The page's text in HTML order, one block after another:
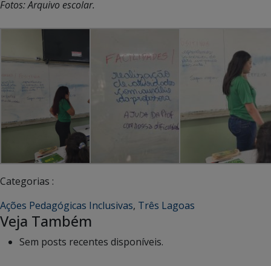
Fotos: Arquivo escolar.
Categorias :
Ações Pedagógicas Inclusivas, Três Lagoas
Veja Também
Sem posts recentes disponíveis.